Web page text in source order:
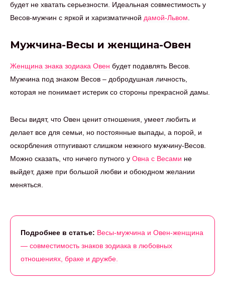
будет не хватать серьезности. Идеальная совместимость у
Весов-мужчин с яркой и харизматичной дамой-Львом
Мужчина-Весы и женщина-Овен
Женщина знака зодиака Овен будет подавлять Весов.
Мужчина под знаком Весов – добродушная личность,
которая не понимает истерик со стороны прекрасной дамы.
Весы видят, что Овен ценит отношения, умеет любить и
делает все для семьи, но постоянные выпады, а порой, и
оскорбления отпугивают слишком нежного мужчину-Весов.
Можно сказать, что ничего путного у Овна с Весами не
выйдет, даже при большой любви и обоюдном желании
меняться.
Подробнее в статье: Весы-мужчина и Овен-женщина
— совместимость знаков зодиака в любовных
отношениях, браке и дружбе.